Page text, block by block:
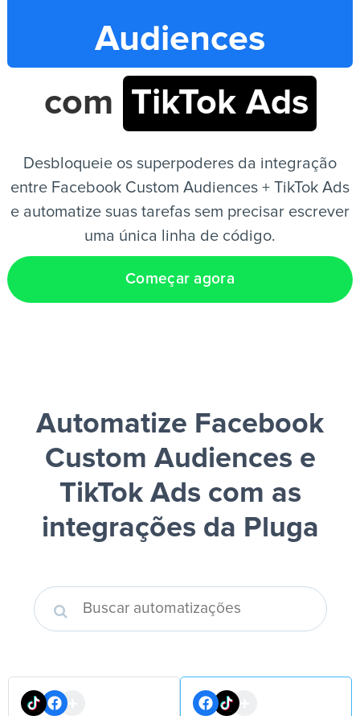
PT
Audiences
com TikTok Ads
Desbloqueie os superpoderes da integração
entre Facebook Custom Audiences + TikTok Ads
e automatize suas tarefas sem precisar escrever
uma única linha de código.
Começar agora
Automatize Facebook
Custom Audiences e
TikTok Ads com as
integrações da Pluga